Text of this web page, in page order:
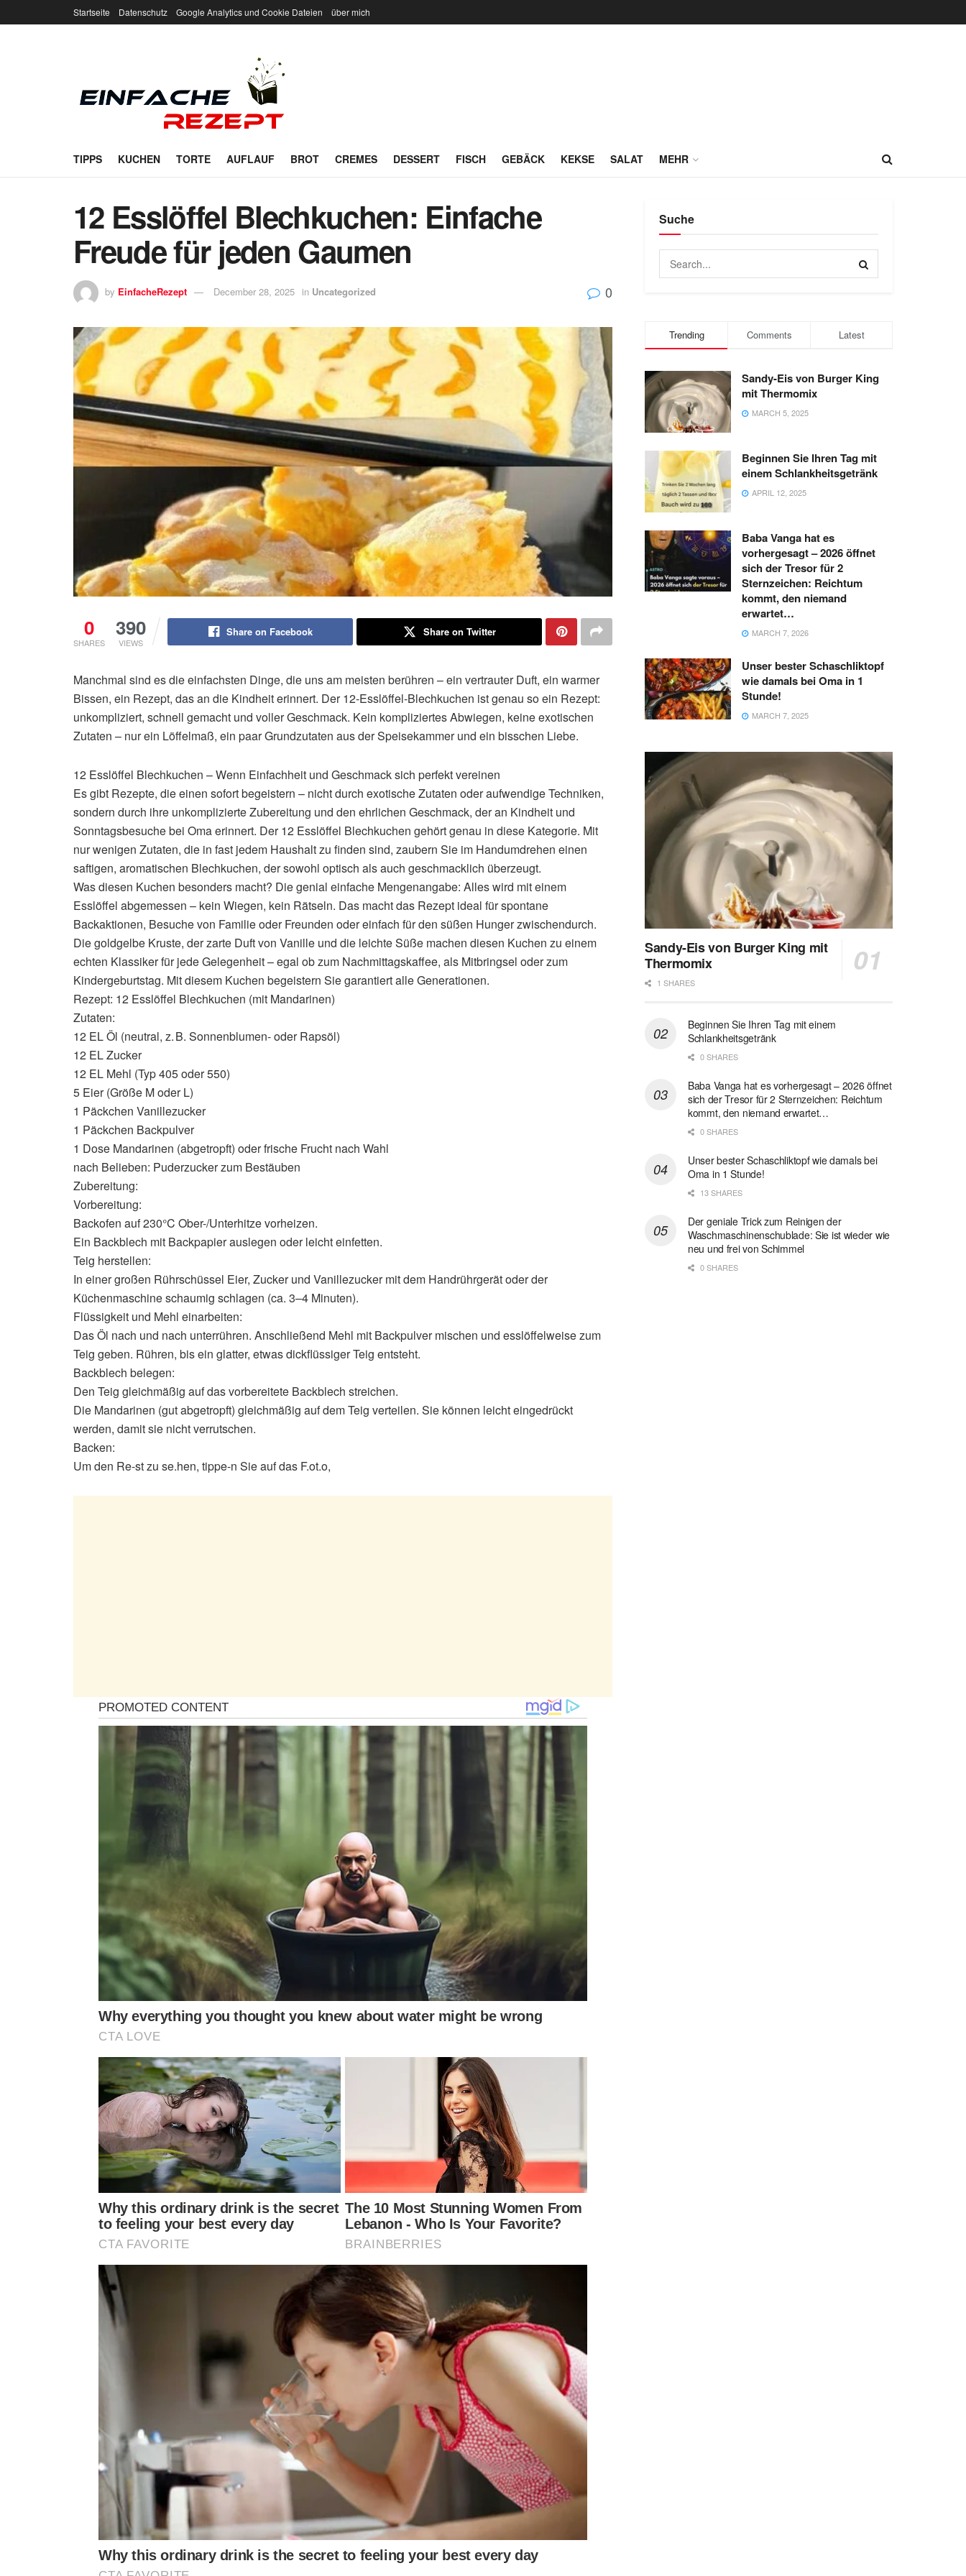
Startseite Datenschutz Google Analytics und Cookie Dateien über mich
TIPPS KUCHEN TORTE AUFLAUF BROT CREMES DESSERT FISCH GEBÄCK KEKSE SALAT MEHR
12 Esslöffel Blechkuchen: Einfache
Freude für jeden Gaumen
by EinfacheRezept December 28, 2025 in Uncategorized 0
0
SHARES
390
VIEWS
Share on Facebook Share on Twitter
Manchmal sind es die einfachsten Dinge, die uns am meisten berühren – ein vertrauter Duft, ein warmer
Bissen, ein Rezept, das an die Kindheit erinnert. Der 12-Esslöffel-Blechkuchen ist genau so ein Rezept:
unkompliziert, schnell gemacht und voller Geschmack. Kein kompliziertes Abwiegen, keine exotischen
Zutaten – nur ein Löffelmaß, ein paar Grundzutaten aus der Speisekammer und ein bisschen Liebe.
12 Esslöffel Blechkuchen – Wenn Einfachheit und Geschmack sich perfekt vereinen
Es gibt Rezepte, die einen sofort begeistern – nicht durch exotische Zutaten oder aufwendige Techniken,
sondern durch ihre unkomplizierte Zubereitung und den ehrlichen Geschmack, der an Kindheit und
Sonntagsbesuche bei Oma erinnert. Der 12 Esslöffel Blechkuchen gehört genau in diese Kategorie. Mit
nur wenigen Zutaten, die in fast jedem Haushalt zu finden sind, zaubern Sie im Handumdrehen einen
saftigen, aromatischen Blechkuchen, der sowohl optisch als auch geschmacklich überzeugt.
Was diesen Kuchen besonders macht? Die genial einfache Mengenangabe: Alles wird mit einem
Esslöffel abgemessen – kein Wiegen, kein Rätseln. Das macht das Rezept ideal für spontane
Backaktionen, Besuche von Familie oder Freunden oder einfach für den süßen Hunger zwischendurch.
Die goldgelbe Kruste, der zarte Duft von Vanille und die leichte Süße machen diesen Kuchen zu einem
echten Klassiker für jede Gelegenheit – egal ob zum Nachmittagskaffee, als Mitbringsel oder zum
Kindergeburtstag. Mit diesem Kuchen begeistern Sie garantiert alle Generationen.
Rezept: 12 Esslöffel Blechkuchen (mit Mandarinen)
Zutaten:
12 EL Öl (neutral, z. B. Sonnenblumen- oder Rapsöl)
12 EL Zucker
12 EL Mehl (Typ 405 oder 550)
5 Eier (Größe M oder L)
1 Päckchen Vanillezucker
1 Päckchen Backpulver
1 Dose Mandarinen (abgetropft) oder frische Frucht nach Wahl
nach Belieben: Puderzucker zum Bestäuben
Zubereitung:
Vorbereitung:
Backofen auf 230°C Ober-/Unterhitze vorheizen.
Ein Backblech mit Backpapier auslegen oder leicht einfetten.
Teig herstellen:
In einer großen Rührschüssel Eier, Zucker und Vanillezucker mit dem Handrührgerät oder der
Küchenmaschine schaumig schlagen (ca. 3–4 Minuten).
Flüssigkeit und Mehl einarbeiten:
Das Öl nach und nach unterrühren. Anschließend Mehl mit Backpulver mischen und esslöffelweise zum
Teig geben. Rühren, bis ein glatter, etwas dickflüssiger Teig entsteht.
Backblech belegen:
Den Teig gleichmäßig auf das vorbereitete Backblech streichen.
Die Mandarinen (gut abgetropft) gleichmäßig auf dem Teig verteilen. Sie können leicht eingedrückt
werden, damit sie nicht verrutschen.
Backen:
Um den Re-st zu se.hen, tippe-n Sie auf das F.ot.o,
Suche
Trending Comments Latest
Sandy-Eis von Burger King
mit Thermomix
MARCH 5, 2025
Beginnen Sie Ihren Tag mit
einem Schlankheitsgetränk
APRIL 12, 2025
Baba Vanga hat es
vorhergesagt – 2026 öffnet
sich der Tresor für 2
Sternzeichen: Reichtum
kommt, den niemand
erwartet…
MARCH 7, 2026
Unser bester Schaschliktopf
wie damals bei Oma in 1
Stunde!
MARCH 7, 2025
Sandy-Eis von Burger King mit
Thermomix
1 SHARES
Beginnen Sie Ihren Tag mit einem
Schlankheitsgetränk
0 SHARES
Baba Vanga hat es vorhergesagt – 2026 öffnet
sich der Tresor für 2 Sternzeichen: Reichtum
kommt, den niemand erwartet…
0 SHARES
Unser bester Schaschliktopf wie damals bei
Oma in 1 Stunde!
13 SHARES
Der geniale Trick zum Reinigen der
Waschmaschinenschublade: Sie ist wieder wie
neu und frei von Schimmel
0 SHARES